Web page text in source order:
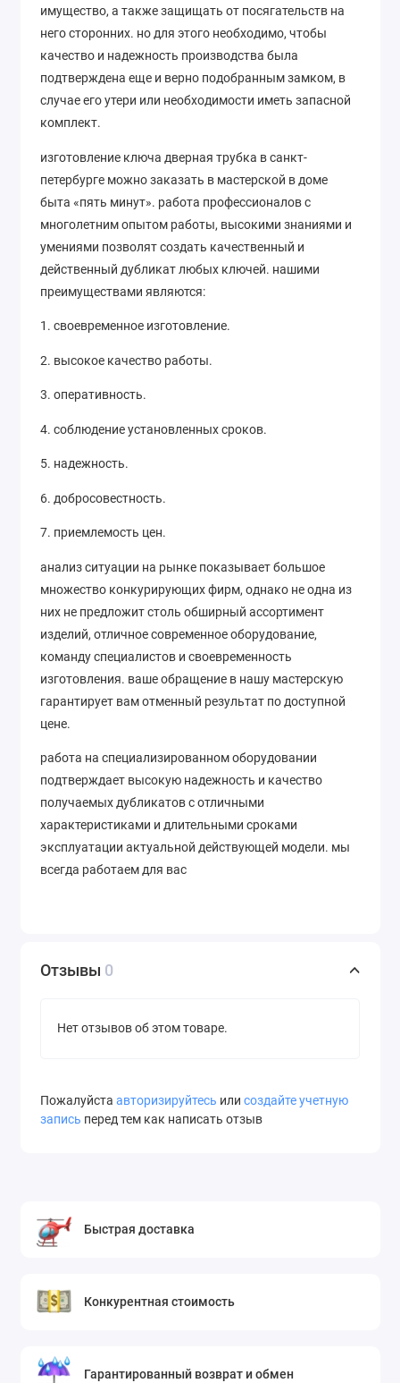
имущество, а также защищать от посягательств на
него сторонних. но для этого необходимо, чтобы
качество и надежность производства была
подтверждена еще и верно подобранным замком, в
случае его утери или необходимости иметь запасной
комплект.
изготовление ключа дверная трубка в санкт-
петербурге можно заказать в мастерской в доме
быта «пять минут». работа профессионалов с
многолетним опытом работы, высокими знаниями и
умениями позволят создать качественный и
действенный дубликат любых ключей. нашими
преимуществами являются:
1. своевременное изготовление.
2. высокое качество работы.
3. оперативность.
4. соблюдение установленных сроков.
5. надежность.
6. добросовестность.
7. приемлемость цен.
анализ ситуации на рынке показывает большое
множество конкурирующих фирм, однако не одна из
них не предложит столь обширный ассортимент
изделий, отличное современное оборудование,
команду специалистов и своевременность
изготовления. ваше обращение в нашу мастерскую
гарантирует вам отменный результат по доступной
цене.
работа на специализированном оборудовании
подтверждает высокую надежность и качество
получаемых дубликатов с отличными
характеристиками и длительными сроками
эксплуатации актуальной действующей модели. мы
всегда работаем для вас
Отзывы 0
Нет отзывов об этом товаре.
Пожалуйста авторизируйтесь или создайте учетную
запись перед тем как написать отзыв
Быстрая доставка
Конкурентная стоимость
Гарантированный возврат и обмен